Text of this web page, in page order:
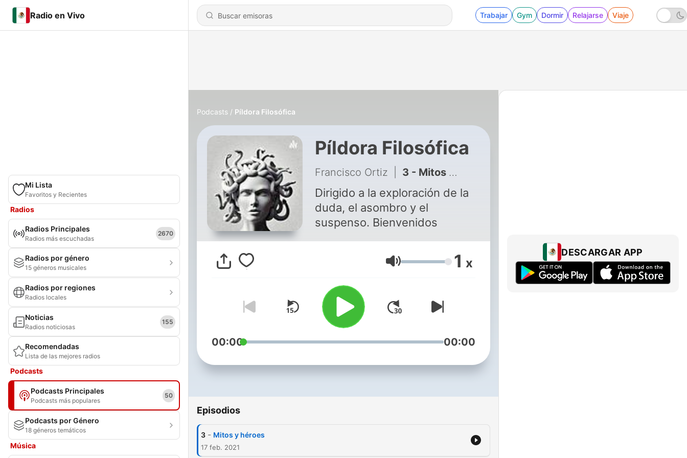
Radio en Vivo Trabajar Gym Dormir Relajarse Viaje
Mi Lista
Favoritos y Recientes
Radios
Radios Principales
Radios más escuchadas
2670
Radios por género
15 géneros musicales
Radios por regiones
Radios locales
Noticias
Radios noticiosas
155
Recomendadas
Lista de las mejores radios
Podcasts
Podcasts Principales
Podcasts más populares
50
Podcasts por Género
18 géneros temáticos
Música
Podcasts Píldora Filosófica
Píldora Filosófica
Francisco Ortiz 3 - Mitos y héroes
Dirigido a la exploración de la
duda, el asombro y el
suspenso. Bienvenidos
Volumen 1 x
00:00 00:00
Episodios
3 - Mitos y héroes
17 feb. 2021
DESCARGAR APP